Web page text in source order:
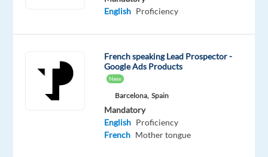
anymore.
other
English Proficiency
French speaking Lead Prospector -
Google Ads Products
New
Barcelona, Spain
Mandatory
English Proficiency
French Mother tongue